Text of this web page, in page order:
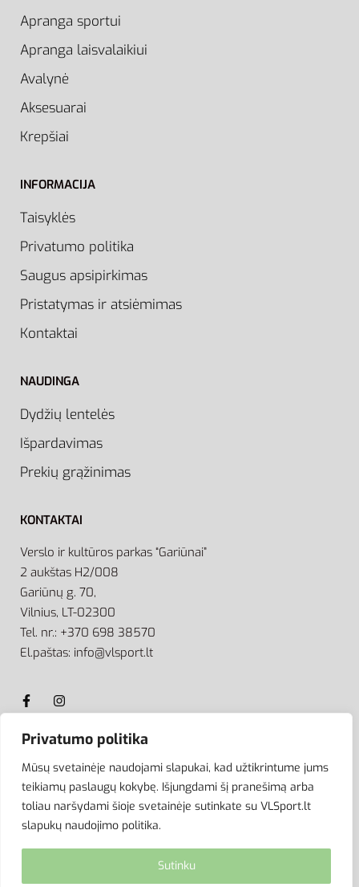
Privatumo politika
Mūsų svetainėje naudojami slapukai, kad užtikrintume jums
teikiamų paslaugų kokybę. Išjungdami šį pranešimą arba
toliau naršydami šioje svetainėje sutinkate su VLSport.lt
slapukų naudojimo politika.
Sutinku
Apranga sportui
Apranga laisvalaikiui
Avalynė
Aksesuarai
Krepšiai
INFORMACIJA
Taisyklės
Privatumo politika
Saugus apsipirkimas
Pristatymas ir atsiėmimas
Kontaktai
NAUDINGA
Dydžių lentelės
Išpardavimas
Prekių grąžinimas
KONTAKTAI
Verslo ir kultūros parkas “Gariūnai”
2 aukštas H2/008
Gariūnų g. 70,
Vilnius, LT-02300
Tel. nr.: +370 698 38570
El.paštas: info@vlsport.lt